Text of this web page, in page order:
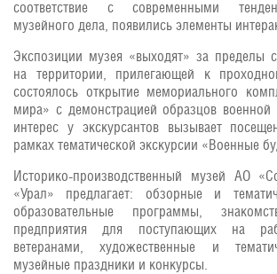
соответствие с современными
музейного дела, появились элементы
Экспозиции музея «выходят» за пределы
на территории, прилегающей к
состоялось открытие мемориального
мира» с демонстрацией образцов
интерес у экскурсантов вызывает
рамках тематической экскурсии «Военные
Историко-производственный музей АО
«Урал» предлагает: обзорные и
образовательные программы,
предприятия для поступающих на
ветеранами, художественные и
музейные праздники и конкурсы.